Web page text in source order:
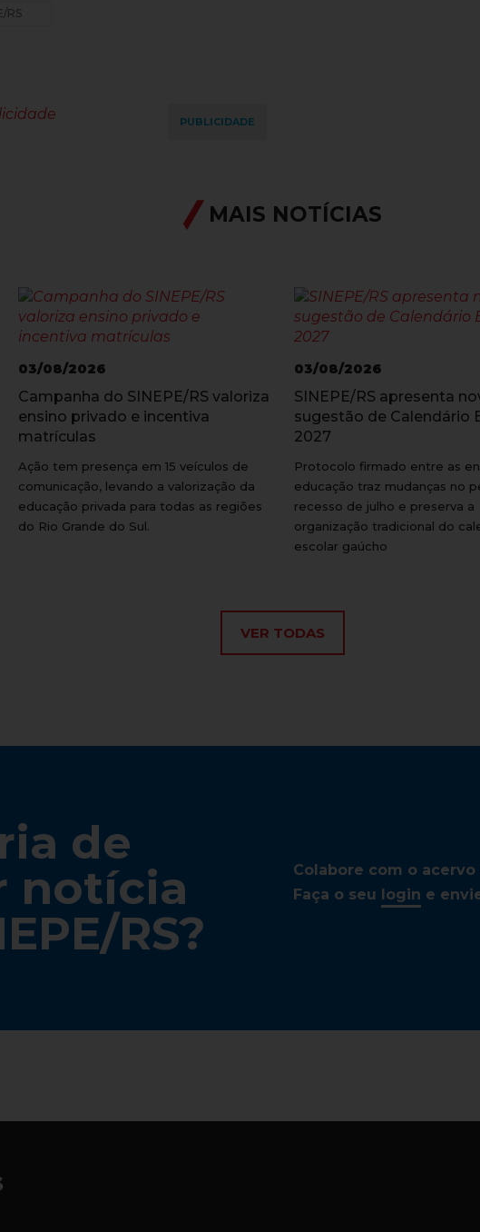
RS
PUBLICIDADE
MAIS NOTÍCIAS
03/08/2026
Campanha do SINEPE/RS valoriza
ensino privado e incentiva
matrículas
Ação tem presença em 15 veículos de
comunicação, levando a valorização da
educação privada para todas as regiões
do Rio Grande do Sul.
03/08/2026
SINEPE/RS apresenta
sugestão de Calendário
2027
Protocolo firmado entre as
educação traz mudanças no
recesso de julho e preserva a
organização tradicional do
escolar gaúcho
VER TODAS
de
notícia
RS?
Colabore com o
Faça o seu login e